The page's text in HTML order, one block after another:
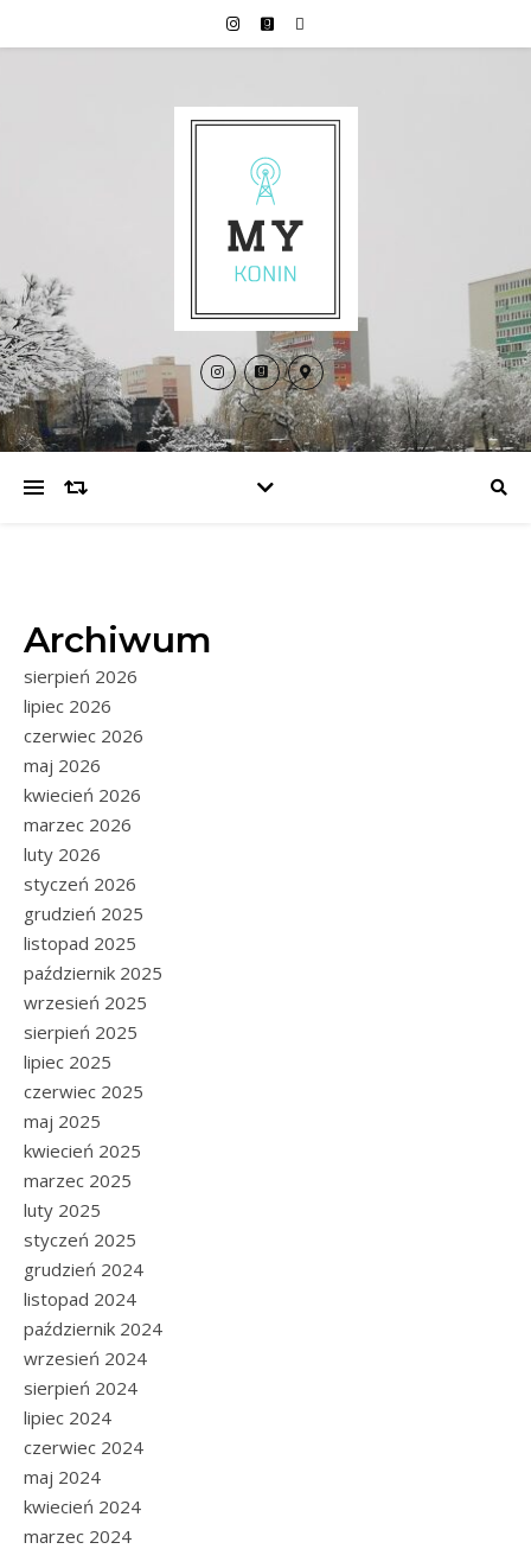
Archiwum
sierpień 2026
lipiec 2026
czerwiec 2026
maj 2026
kwiecień 2026
marzec 2026
luty 2026
styczeń 2026
grudzień 2025
listopad 2025
październik 2025
wrzesień 2025
sierpień 2025
lipiec 2025
czerwiec 2025
maj 2025
kwiecień 2025
marzec 2025
luty 2025
styczeń 2025
grudzień 2024
listopad 2024
październik 2024
wrzesień 2024
sierpień 2024
lipiec 2024
czerwiec 2024
maj 2024
kwiecień 2024
marzec 2024